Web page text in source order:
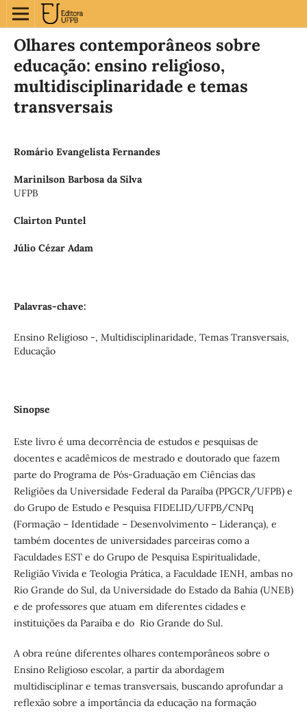
Olhares contemporâneos sobre
educação: ensino religioso,
multidisciplinaridade e temas
transversais
Romário Evangelista Fernandes
Marinilson Barbosa da Silva
UFPB
Clairton Puntel
Júlio Cézar Adam
Palavras-chave:
Ensino Religioso -, Multidisciplinaridade, Temas Transversais,
Educação
Sinopse
Este livro é uma decorrência de estudos e pesquisas de
docentes e acadêmicos de mestrado e doutorado que fazem
parte do Programa de Pós-Graduação em Ciências das
Religiões da Universidade Federal da Paraíba (PPGCR/UFPB) e
do Grupo de Estudo e Pesquisa FIDELID/UFPB/CNPq
(Formação – Identidade – Desenvolvimento – Liderança), e
também docentes de universidades parceiras como a
Faculdades EST e do Grupo de Pesquisa Espiritualidade,
Religião Vivida e Teologia Prática, a Faculdade IENH, ambas no
Rio Grande do Sul, da Universidade do Estado da Bahia (UNEB)
e de professores que atuam em diferentes cidades e
instituições da Paraíba e do Rio Grande do Sul.
A obra reúne diferentes olhares contemporâneos sobre o
Ensino Religioso escolar, a partir da abordagem
multidisciplinar e temas transversais, buscando aprofundar a
reflexão sobre a importância da educação na formação